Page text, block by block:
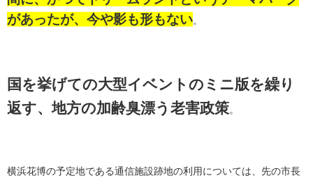
があったが、今や影も形もない。
国を挙げての大型イベントのミニ版を繰り
返す、地方の加齢臭漂う老害政策。
横浜花博の予定地である通信施設跡地の利用については、先の市長